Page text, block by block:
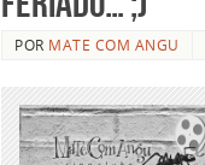
POR MATE COM ANGU